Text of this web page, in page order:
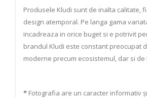
Produsele Kludi sunt de inalta calitate,
design atemporal. Pe langa gama
incadreaza in orice buget si e potrivit
brandul Kludi este constant preocupat
moderne precum ecosistemul, dar si
* Fotografia are un caracter informativ